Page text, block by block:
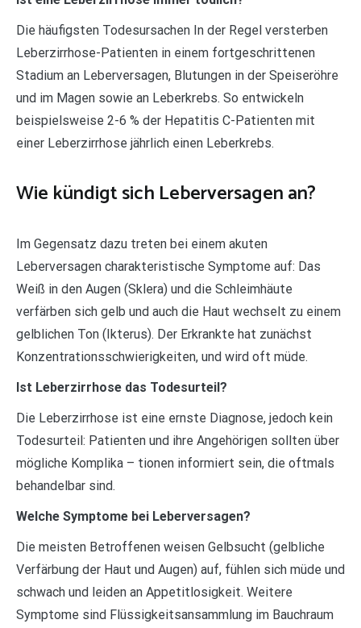
Die häufigsten Todesursachen In der Regel versterben
Leberzirrhose-Patienten in einem fortgeschrittenen
Stadium an Leberversagen, Blutungen in der Speiseröhre
und im Magen sowie an Leberkrebs. So entwickeln
beispielsweise 2-6 % der Hepatitis C-Patienten mit
einer Leberzirrhose jährlich einen Leberkrebs.
Wie kündigt sich Leberversagen an?
Im Gegensatz dazu treten bei einem akuten
Leberversagen charakteristische Symptome auf: Das
Weiß in den Augen (Sklera) und die Schleimhäute
verfärben sich gelb und auch die Haut wechselt zu einem
gelblichen Ton (Ikterus). Der Erkrankte hat zunächst
Konzentrationsschwierigkeiten, und wird oft müde.
Ist Leberzirrhose das Todesurteil?
Die Leberzirrhose ist eine ernste Diagnose, jedoch kein
Todesurteil: Patienten und ihre Angehörigen sollten über
mögliche Komplika – tionen informiert sein, die oftmals
behandelbar sind.
Welche Symptome bei Leberversagen?
Die meisten Betroffenen weisen Gelbsucht (gelbliche
Verfärbung der Haut und Augen) auf, fühlen sich müde und
schwach und leiden an Appetitlosigkeit. Weitere
Symptome sind Flüssigkeitsansammlung im Bauchraum